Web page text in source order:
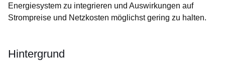
Energiesystem zu integrieren und Auswirkungen auf
Strompreise und Netzkosten möglichst gering zu halten.
Hintergrund